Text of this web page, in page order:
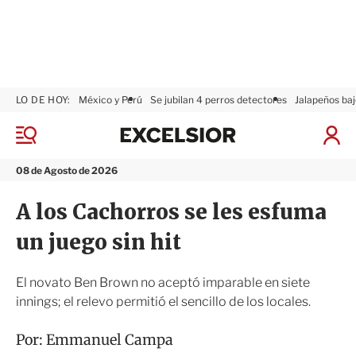
M
n
08 de Agosto de 2026
LO DE HOY: México y Perú Se jubilan 4 perros detectores Jalapeños
I
x
i
A los Cachorros se les esfuma
un juego sin hit
El novato Ben Brown no aceptó imparable en siete
innings; el relevo permitió el sencillo de los locales.
Por: Emmanuel Campa